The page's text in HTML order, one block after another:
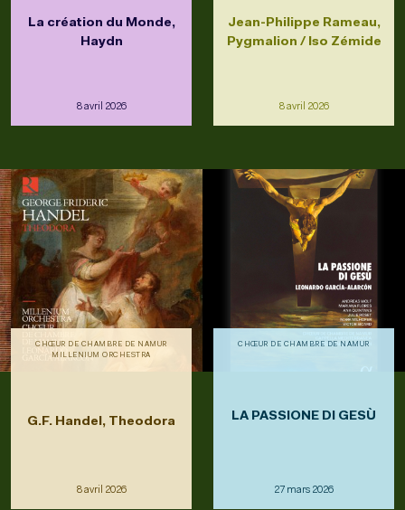
La création du Monde,
Haydn
8 avril 2026
Jean-Philippe Rameau,
Pygmalion / Iso Zémide
8 avril 2026
CHŒUR DE CHAMBRE DE NAMUR
MILLENIUM ORCHESTRA
G.F. Handel, Theodora
8 avril 2026
CHŒUR DE CHAMBRE DE NAMUR
LA PASSIONE DI GESÙ
27 mars 2026